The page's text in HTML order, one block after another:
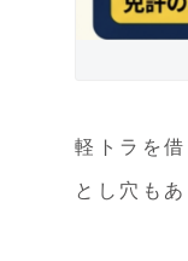
軽トラを
とし穴も